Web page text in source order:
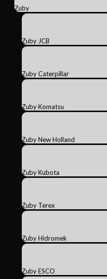
Zuby
Zuby JCB
Zuby Caterpillar
Zuby Komatsu
Zuby New Holland
Zuby Kubota
Zuby Terex
Zuby Hidromek
Zuby ESCO